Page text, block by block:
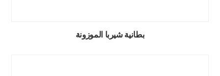
بطانية شيربا الموزونة